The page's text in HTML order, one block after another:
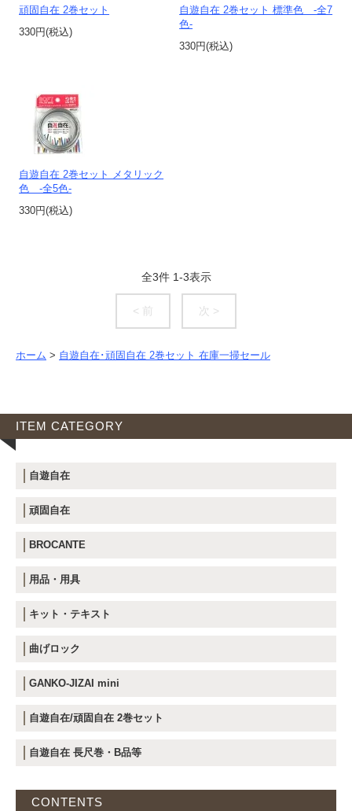
頑固自在 2巻セット
330円(税込)
自遊自在 2巻セット 標準色 -全7
色-
330円(税込)
自遊自在 2巻セット メタリック
色 -全5色-
330円(税込)
全3件 1-3表示
< 前 次 >
ホーム > 自遊自在･頑固自在 2巻セット 在庫一掃セール
ITEM CATEGORY
自遊自在
頑固自在
BROCANTE
用品・用具
キット・テキスト
曲げロック
GANKO-JIZAI mini
自遊自在/頑固自在 2巻セット
自遊自在 長尺巻・B品等
CONTENTS